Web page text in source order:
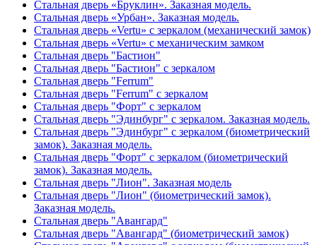
Стальная дверь «Бруклин». Заказная модель.
Стальная дверь «Урбан». Заказная модель.
Стальная дверь «Vertu» с зеркалом (механический замок)
Стальная дверь «Vertu» с механическим замком
Стальная дверь "Бастион"
Стальная дверь "Бастион" с зеркалом
Стальная дверь "Ferrum"
Стальная дверь "Ferrum" с зеркалом
Стальная дверь "Форт" с зеркалом
Стальная дверь "Эдинбург" с зеркалом. Заказная модель.
Стальная дверь "Эдинбург" с зеркалом (биометрический
замок). Заказная модель.
Стальная дверь "Форт" с зеркалом (биометрический
замок). Заказная модель.
Стальная дверь "Лион". Заказная модель
Стальная дверь "Лион" (биометрический замок).
Заказная модель.
Стальная дверь "Авангард"
Стальная дверь "Авангард" (биометрический замок)